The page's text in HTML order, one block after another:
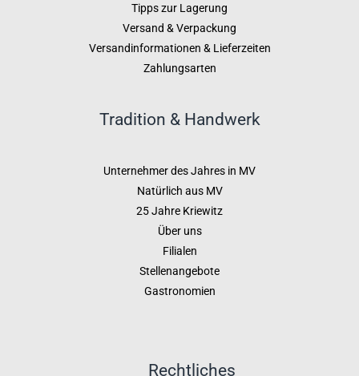
Tipps zur Lagerung
Versand & Verpackung
Versandinformationen & Lieferzeiten
Zahlungsarten
Tradition & Handwerk
Unternehmer des Jahres in MV
Natürlich aus MV
25 Jahre Kriewitz
Über uns
Filialen
Stellenangebote
Gastronomien
Rechtliches